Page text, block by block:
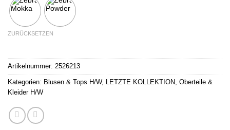
ZURÜCKSETZEN
Artikelnummer: 2526213
Kategorien: Blusen & Tops H/W, LETZTE KOLLEKTION Oberteile &
Kleider H/W